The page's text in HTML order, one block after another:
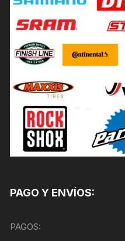
PAGO Y ENVÍOS:
PAGOS: